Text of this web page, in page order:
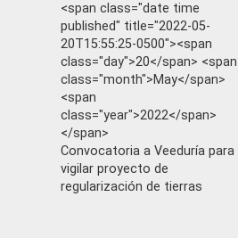
<span class="date time
published" title="2022-05-
20T15:55:25-0500"><span
class="day">20</span> <span
class="month">May</span>
<span
class="year">2022</span>
</span>
Convocatoria a Veeduría para
vigilar proyecto de
regularización de tierras